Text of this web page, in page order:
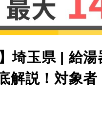
埼玉県 | 給
解説！対象